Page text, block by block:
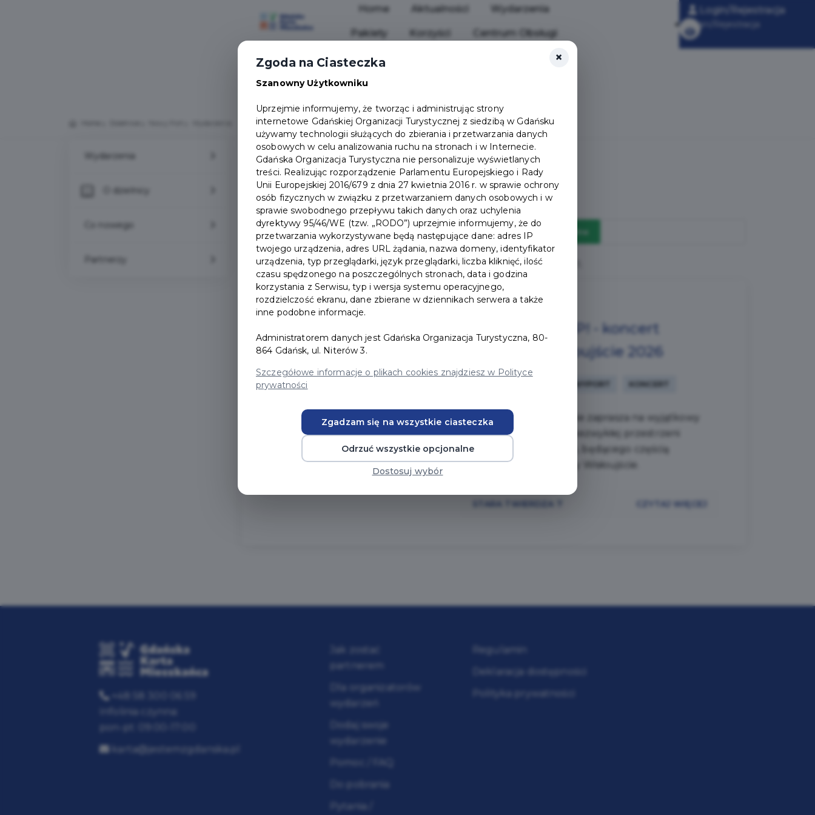
Home Aktualności Wydarzenia
Pakiety Korzyści Centrum Obsługi
Login/Rejestracja
Login/Rejestracja
Wydarzenia
Co nowego
Partnerzy
Nowy Port
Wydarzenia
Pokaż archiwalne
Liczba wydarzeń spełniających kryteria: 1.
20
2026
BEATA x KAMP! - koncert
otwarcia Wisłoujście 2026
NOWYPORT KONCERT
Wisłoujście, serdecznie zaprasza na wyjątkowy
koncert otwarcia w niezwykłej przestrzeni
Szańca Wschodniego, będącego częścią
legendarnej Twierdzy Wisłoujście.
CZYTAJ WIĘCEJ
+48 58 300 06 59
Infolinia czynna:
karta@jestemzgdanska.pl
Jak zostać
partnerem
Dla organizatorów
wydarzeń
Dodaj swoje
wydarzenie
Do pobrania
Pytania /
Regulamin
Deklaracja dostępności
Polityka prywatności
×
Zgoda na Ciasteczka
Szanowny Użytkowniku
Uprzejmie informujemy, że tworząc i administrując strony
internetowe Gdańskiej Organizacji Turystycznej z siedzibą w Gdańsku
używamy technologii służących do zbierania i przetwarzania danych
osobowych w celu analizowania ruchu na stronach i w Internecie.
Gdańska Organizacja Turystyczna nie personalizuje wyświetlanych
treści. Realizując rozporządzenie Parlamentu Europejskiego i Rady
Unii Europejskiej 2016/679 z dnia 27 kwietnia 2016 r. w sprawie ochrony
osób fizycznych w związku z przetwarzaniem danych osobowych i w
sprawie swobodnego przepływu takich danych oraz uchylenia
dyrektywy 95/46/WE (tzw. „RODO”) uprzejmie informujemy, że do
przetwarzania wykorzystywane będą następujące dane: adres IP
twojego urządzenia, adres URL żądania, nazwa domeny, identyfikator
urządzenia, typ przeglądarki, język przeglądarki, liczba kliknięć, ilość
czasu spędzonego na poszczególnych stronach, data i godzina
korzystania z Serwisu, typ i wersja systemu operacyjnego,
rozdzielczość ekranu, dane zbierane w dziennikach serwera a także
inne podobne informacje.
Administratorem danych jest Gdańska Organizacja Turystyczna, 80-
864 Gdańsk, ul. Niterów 3.
Szczegółowe informacje o plikach cookies znajdziesz w Polityce
prywatności
Zgadzam się na wszystkie ciasteczka
Odrzuć wszystkie opcjonalne
Dostosuj wybór